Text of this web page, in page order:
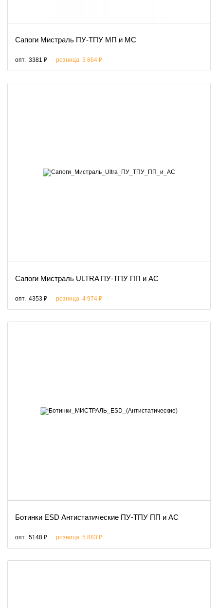
Сапоги Мистраль ПУ-ТПУ МП и МС
опт. 3381 ₽ розница 3 864 ₽
Сапоги Мистраль ULTRA ПУ-ТПУ ПП и АС
опт. 4353 ₽ розница 4 974 ₽
Ботинки ESD Антистатические ПУ-ТПУ ПП и АС
опт. 5148 ₽ розница 5 883 ₽